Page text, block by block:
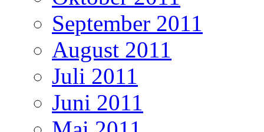
September 2011
August 2011
Juli 2011
Juni 2011